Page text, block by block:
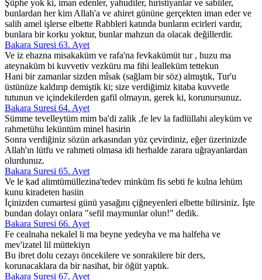
Şüphe yok ki, iman edenler, yahudiler, hıristiyanlar ve sabiîler,
bunlardan her kim Allah'a ve ahiret gününe gerçekten iman eder ve
salih amel işlerse elbette Rabbleri katında bunların ecirleri vardır,
bunlara bir korku yoktur, bunlar mahzun da olacak değillerdir.
Bakara Suresi 63. Ayet
Ve iz ehazna misakaküm ve rafa'na fevkakümüt tur , huzu ma
ateynaküm bi kuvvetiv vezküru ma fihi lealleküm tettekun
Hani bir zamanlar sizden mîsak (sağlam bir söz) almıştık, Tur'u
üstünüze kaldırıp demiştik ki; size verdiğimiz kitaba kuvvetle
tutunun ve içindekilerden gafil olmayın, gerek ki, korunursunuz.
Bakara Suresi 64. Ayet
Sümme tevelleytüm mim ba'di zalik ,fe lev la fadlüllahi aleyküm ve
rahmetühu leküntüm minel hasirin
Sonra verdiğiniz sözün arkasından yüz çevirdiniz, eğer üzerinizde
Allah'ın lütfu ve rahmeti olmasa idi herhalde zarara uğrayanlardan
olurdunuz.
Bakara Suresi 65. Ayet
Ve le kad alimtümüllezina'tedev minküm fis sebti fe kulna lehüm
kunu kiradeten hasiin
İçinizden cumartesi günü yasağını çiğneyenleri elbette bilirsiniz. İşte
bundan dolayı onlara "sefil maymunlar olun!" dedik.
Bakara Suresi 66. Ayet
Fe cealnaha nekalel li ma beyne yedeyha ve ma halfeha ve
mev'izatel lil müttekiyn
Bu ibret dolu cezayı öncekilere ve sonrakilere bir ders,
korunacaklara da bir nasihat, bir öğüt yaptık.
Bakara Suresi 67. Ayet